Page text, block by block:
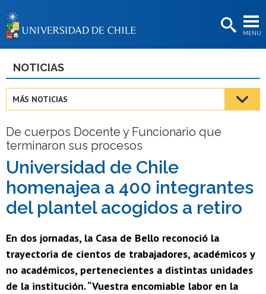
MENÚ
BIBLIOTECAS
Estudiantes
Académicas/os
Funcionarias/os
Egresadas/os
NOTICIAS
MÁS NOTICIAS
De cuerpos Docente y Funcionario que
terminaron sus procesos
Universidad de Chile
homenajea a 400 integrantes
del plantel acogidos a retiro
En dos jornadas, la Casa de Bello reconoció la
trayectoria de cientos de trabajadores, académicos y
no académicos, pertenecientes a distintas unidades
de la institución. “Vuestra encomiable labor en la